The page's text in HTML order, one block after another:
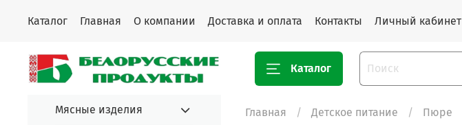
Каталог Главная О компании Доставка и оплата Контакты Личный кабинет
Каталог
Главная Детское питание Пюре
Мясные изделия